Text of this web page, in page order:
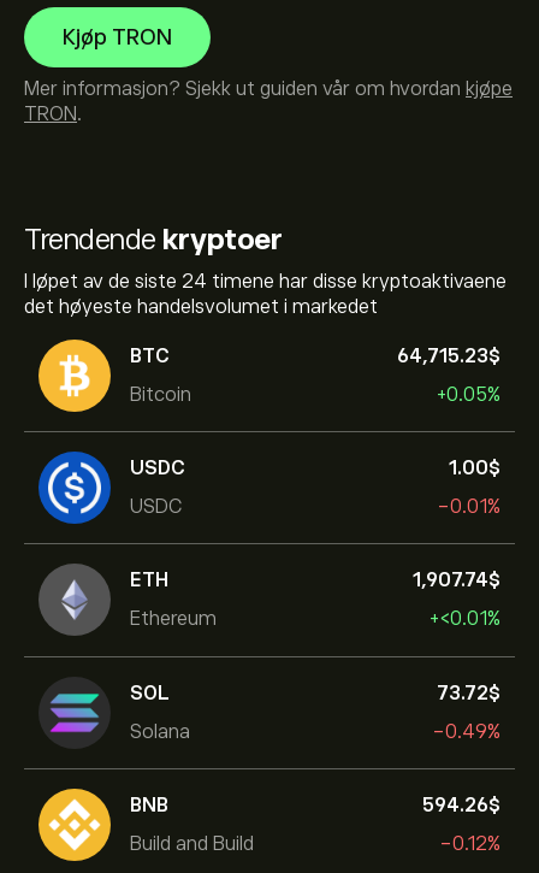
Trendende kryptoer
I løpet av de siste 24 timene har disse kryptoaktivaene
det høyeste handelsvolumet i markedet
BTC
Bitcoin
64,715.23‎$‎
+0.05%
USDC
USDC
1.00‎$‎
-0.01%
ETH
Ethereum
1,907.74‎$‎
+‎<‎0.01%
SOL
Solana
73.72‎$‎
-0.49%
BNB
Build and Build
594.26‎$‎
-0.12%
Kjøp TRON
Mer informasjon? Sjekk ut guiden vår om hvordan kjøpe
TRON.